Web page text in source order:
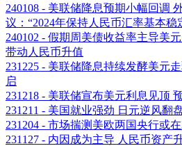
240108 - 美联储降息预期小幅回调
议：“2024年保持人民币汇率基本稳
240102 - 假期周美债收益率主导美
带动人民币升值
231225 - 美联储降息持续发酵美元
启
231218 - 美联储宣布美元利息见顶
231211 - 美国就业强劲 日元逆风翻
231204 - 市场揣测美欧两国央行或
231127 - 内因成为主导 人民币资产